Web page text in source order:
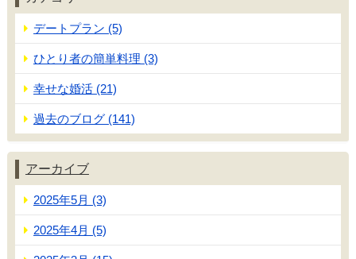
デートプラン (5)
ひとり者の簡単料理 (3)
幸せな婚活 (21)
過去のブログ (141)
アーカイブ
2025年5月 (3)
2025年4月 (5)